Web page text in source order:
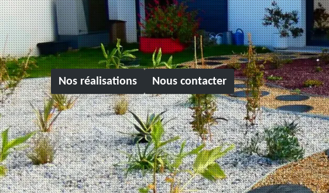
Nos réalisations Nous contacter